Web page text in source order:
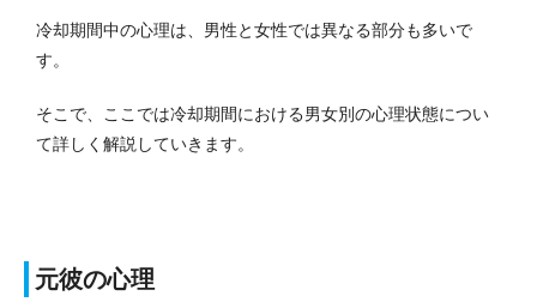
冷却期間中の心理は、男性と女性では異なる部分も多いで
す。
そこで、ここでは冷却期間における男女別の心理状態につい
て詳しく解説していきます。
元彼の心理